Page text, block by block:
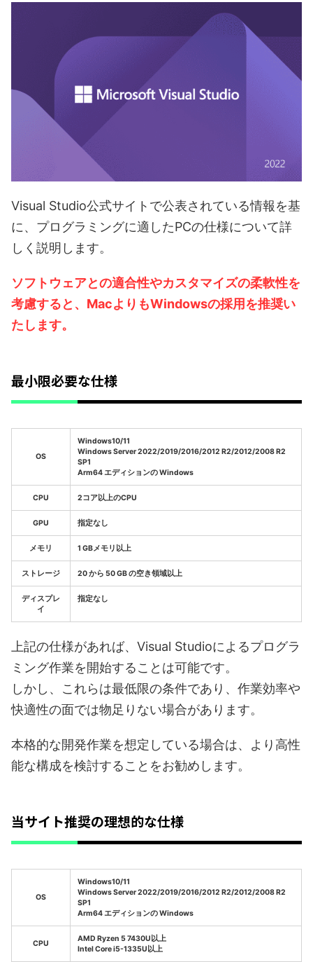
Visual Studio公式サイトで公表されている情報を基
に、プログラミングに適したPCの仕様について詳
しく説明します。
ソフトウェアとの適合性やカスタマイズの柔軟性を
考慮すると、MacよりもWindowsの採用を推奨い
たします。
最小限必要な仕様
OS
Windows10/11
Windows Server 2022/2019/2016/2012 R2/2012/2008 R2
SP1
Arm64 エディションの Windows
CPU 2コア以上のCPU
GPU 指定なし
メモリ 1 GBメモリ以上
ストレージ 20 から 50 GB の空き領域以上
ディスプレ
イ
指定なし
上記の仕様があれば、Visual Studioによるプログラ
ミング作業を開始することは可能です。
しかし、これらは最低限の条件であり、作業効率や
快適性の面では物足りない場合があります。
本格的な開発作業を想定している場合は、より高性
能な構成を検討することをお勧めします。
当サイト推奨の理想的な仕様
OS
Windows10/11
Windows Server 2022/2019/2016/2012 R2/2012/2008 R2
SP1
Arm64 エディションの Windows
CPU
AMD Ryzen 5 7430U以上
Intel Core i5-1335U以上